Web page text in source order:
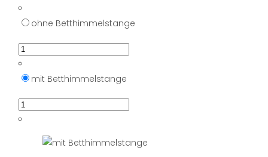
ohne Betthimmelstange
mit Betthimmelstange